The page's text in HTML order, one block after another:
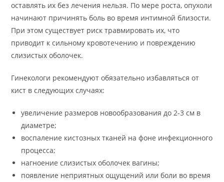
оставлять их без лечения нельзя. По мере роста, опухоли
начинают причинять боль во время интимной близости.
При этом существует риск травмировать их, что
приводит к сильному кровотечению и повреждению
слизистых оболочек.
Гинекологи рекомендуют обязательно избавляться от
кист в следующих случаях:
увеличение размеров новообразования до 2-3 см в
диаметре;
воспаление кистозных тканей на фоне инфекционного
процесса;
нагноение слизистых оболочек вагины;
появление неприятных ощущений или боли во время